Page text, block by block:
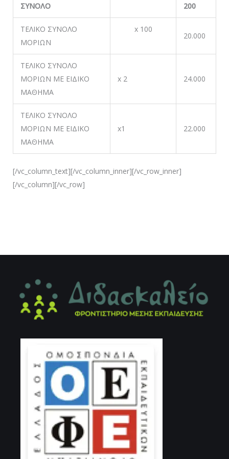
ΣΥΝΟΛΟ 200
ΤΕΛΙΚΟ ΣΥΝΟΛΟ
ΜΟΡΙΩΝ
x 100
20.000
ΤΕΛΙΚΟ ΣΥΝΟΛΟ
ΜΟΡΙΩΝ ΜΕ ΕΙΔΙΚΟ
ΜΑΘΗΜΑ
x 2 24.000
ΤΕΛΙΚΟ ΣΥΝΟΛΟ
ΜΟΡΙΩΝ ΜΕ ΕΙΔΙΚΟ
ΜΑΘΗΜΑ
x1 22.000
[/vc_column_text][/vc_column_inner][/vc_row_inner]
[/vc_column][/vc_row]